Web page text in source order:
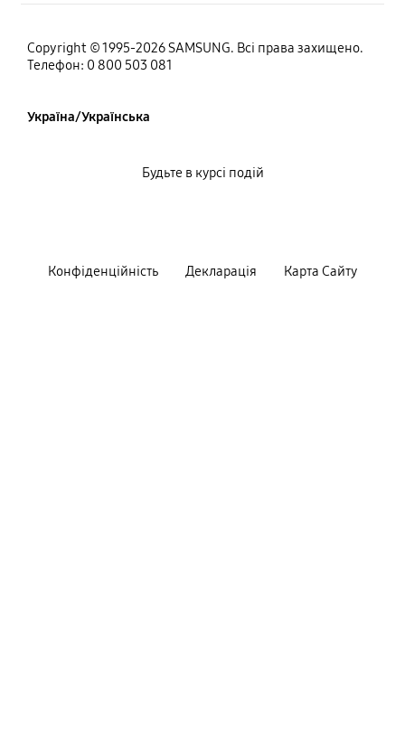
Copyright © 1995-2026 SAMSUNG. Всі права захищено.
Телефон: 0 800 503 081
Україна/Українська
Конфiденцiйнiсть Декларацiя Карта Сайту
Будьте в курсі подій